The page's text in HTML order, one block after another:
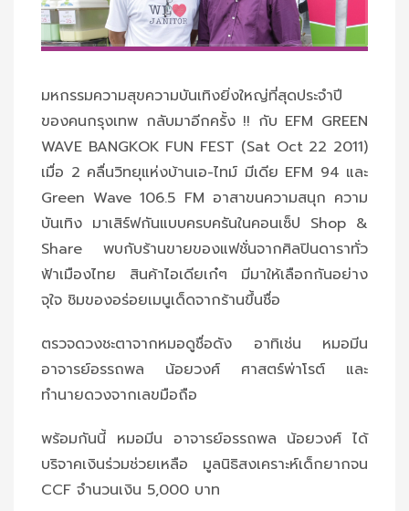
มหกรรมความสุขความบันเทิงยิ่งใหญ่ที่สุดประจำปี
ของคนกรุงเทพ กลับมาอีกครั้ง !! กับ EFM GREEN
WAVE BANGKOK FUN FEST (Sat Oct 22 2011)
เมื่อ 2 คลื่นวิทยุแห่งบ้านเอ-ไทม์ มีเดีย EFM 94 และ
Green Wave 106.5 FM อาสาขนความสนุก ความ
บันเทิง มาเสิร์ฟกันแบบครบครันในคอนเซ็ป Shop &
Share พบกับร้านขายของแฟชั่นจากศิลปินดาราทั่ว
ฟ้าเมืองไทย สินค้าไอเดียเก๋ๆ มีมาให้เลือกกันอย่าง
จุใจ ชิมของอร่อยเมนูเด็ดจากร้านขึ้นชื่อ
ตรวจดวงชะตาจากหมอดูชื่อดัง อาทิเช่น หมอมีน
อาจารย์อรรถพล น้อยวงศ์ ศาสตร์พ่าโรต์ และ
ทำนายดวงจากเลขมือถือ
พร้อมกันนี้ หมอมีน อาจารย์อรรถพล น้อยวงศ์ ได้
บริจาคเงินร่วมช่วยเหลือ มูลนิธิสงเคราะห์เด็กยากจน
CCF จำนวนเงิน 5,000 บาท